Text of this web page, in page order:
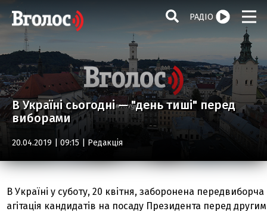
РАДІО
В Україні сьогодні — "день тиші" перед
виборами
20.04.2019 | 09:15 | Редакція
В Україні у суботу, 20 квітня, заборонена передвиборча
агітація кандидатів на посаду Президента перед другим